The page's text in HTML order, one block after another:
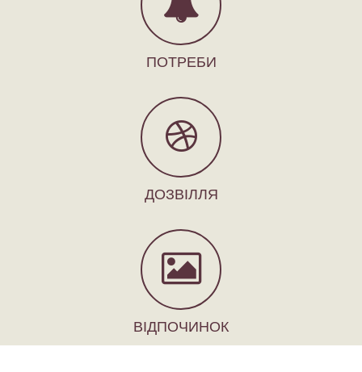
ПОТРЕБИ
ДОЗВІЛЛЯ
ВІДПОЧИНОК